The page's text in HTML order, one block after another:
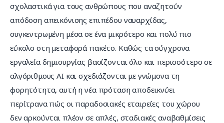
σχολαστικά για τους ανθρώπους που αναζητούν
απόδοση απεικόνισης επιπέδου ναυαρχίδας,
συγκεντρωμένη μέσα σε ένα μικρότερο και πολύ πιο
εύκολο στη μεταφορά πακέτο. Καθώς τα σύγχρονα
εργαλεία δημιουργίας βασίζονται όλο και περισσότερο σε
αλγόριθμους AI και σχεδιάζονται με γνώμονα τη
φορητότητα, αυτή η νέα πρόταση αποδεικνύει
περίτρανα πώς οι παραδοσιακές εταιρείες του χώρου
δεν αρκούνται πλέον σε απλές, σταδιακές αναβαθμίσεις